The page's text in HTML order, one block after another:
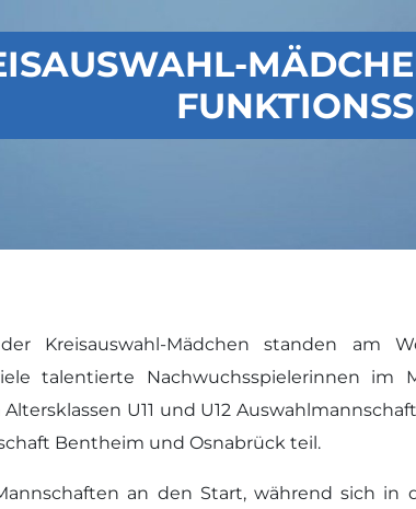
Kreisauswahl-Mädchen standen am
talentierte Nachwuchsspielerinnen im
U11 und U12
Bentheim und Osnabrück teil.
an den Start, während sich in